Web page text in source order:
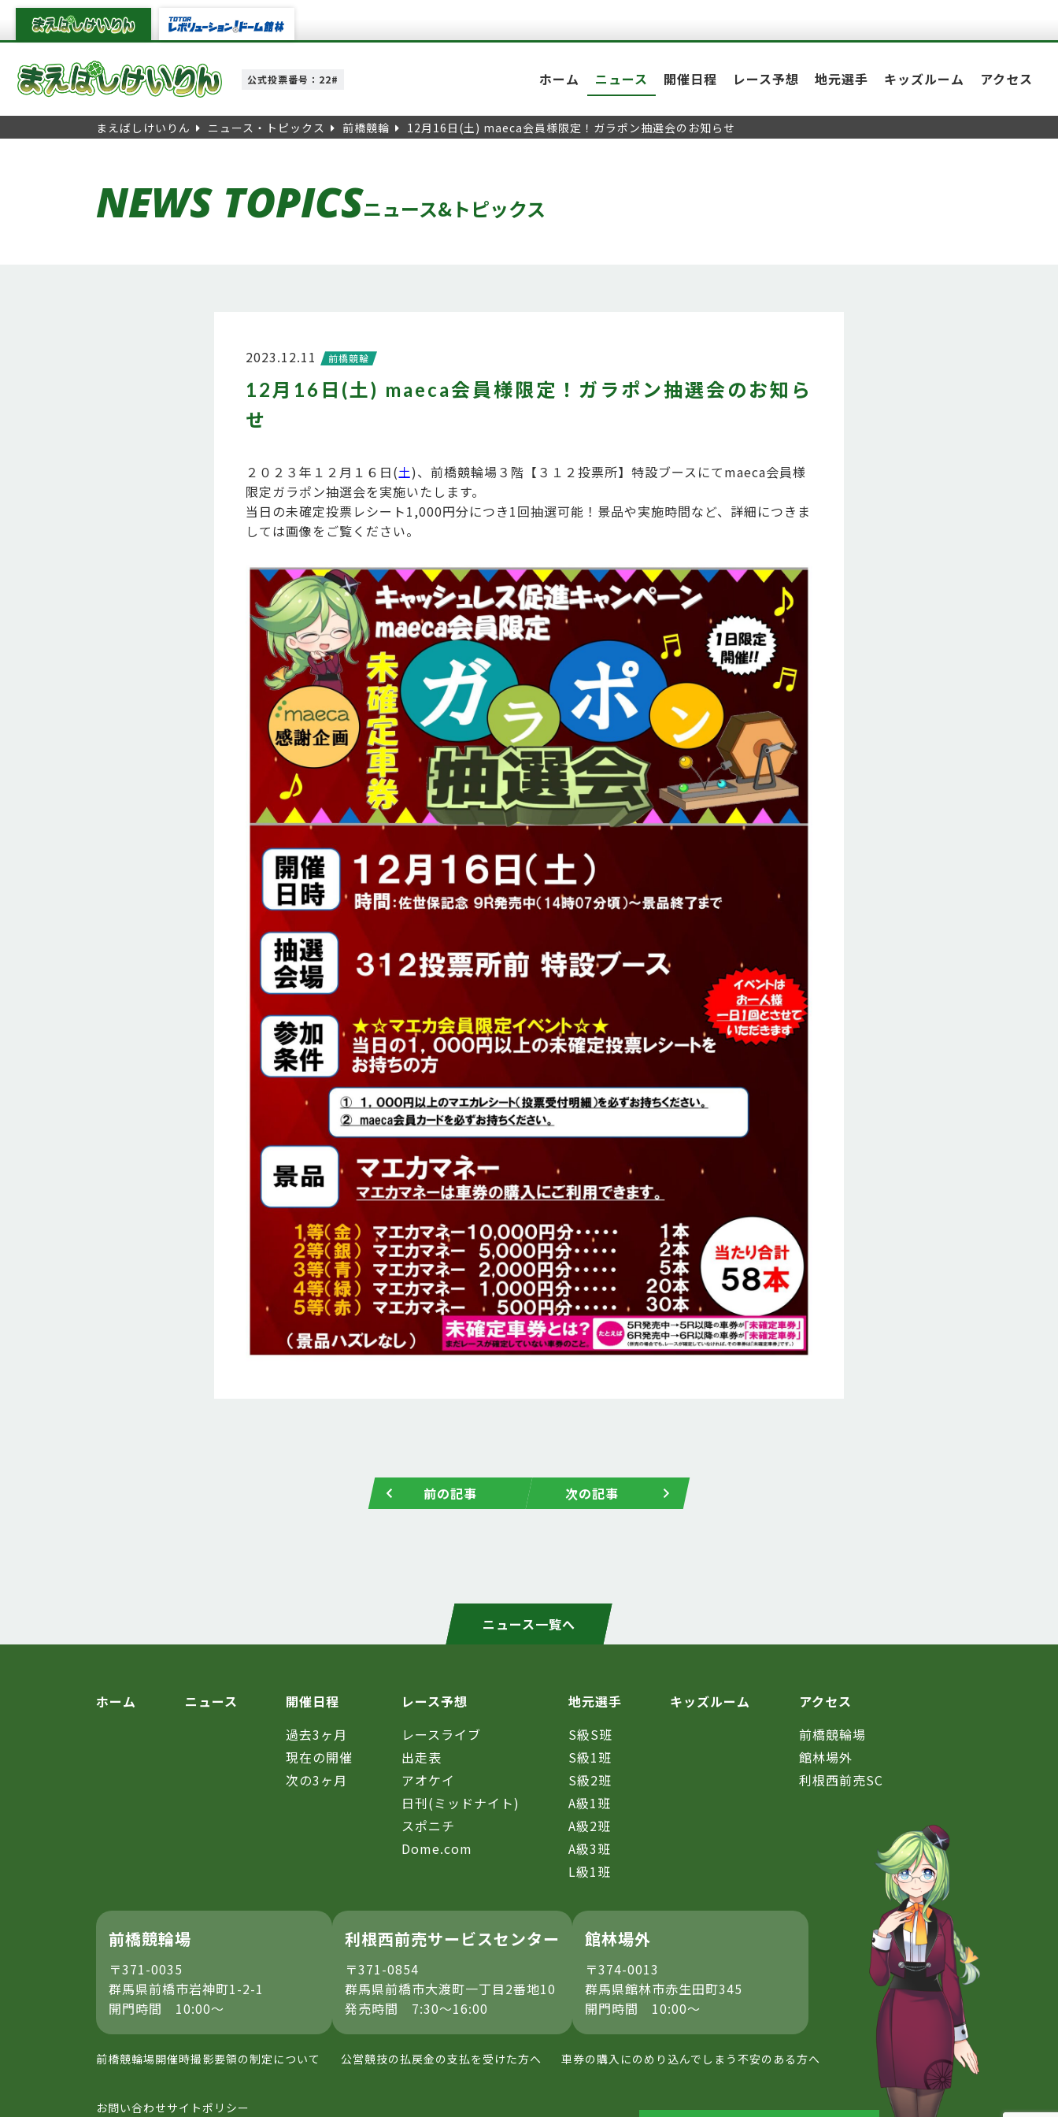
公式投票番号：22# ホーム ニュース 開催日程 レース予想 地元選手 キッズルーム アクセス
まえばしけいりん ニュース・トピックス 前橋競輪 12月16日(土) maeca会員様限定！ガラポン抽選会のお知らせ
NEWS TOPICSニュース&トピックス
2023.12.11 前橋競輪
12月16日(土) maeca会員様限定！ガラポン抽選会のお知ら
せ
２０２３年１２月１６日(土)、前橋競輪場３階【３１２投票所】特設ブースにてmaeca会員様
限定ガラポン抽選会を実施いたします。
当日の未確定投票レシート1,000円分につき1回抽選可能！景品や実施時間など、詳細につきま
しては画像をご覧ください。
前の記事 次の記事
ニュース一覧へ
ホーム ニュース
開催日程
過去3ヶ月
現在の開催
次の3ヶ月
レース予想
レースライブ
出走表
アオケイ
日刊(ミッドナイト)
スポニチ
Dome.com
地元選手
S級S班
S級1班
S級2班
A級1班
A級2班
A級3班
L級1班
キッズルーム
アクセス
前橋競輪場
館林場外
利根西前売SC
前橋競輪場
〒371-0035
群馬県前橋市岩神町1-2-1
開門時間 10:00～
利根西前売サービスセンター
〒371-0854
群馬県前橋市大渡町一丁目2番地10
発売時間 7:30～16:00
館林場外
〒374-0013
群馬県館林市赤生田町345
開門時間 10:00～
前橋競輪場開催時撮影要領の制定について 公営競技の払戻金の支払を受けた方へ 車券の購入にのめり込んでしまう不安のある方へ
お問い合わせサイトポリシー